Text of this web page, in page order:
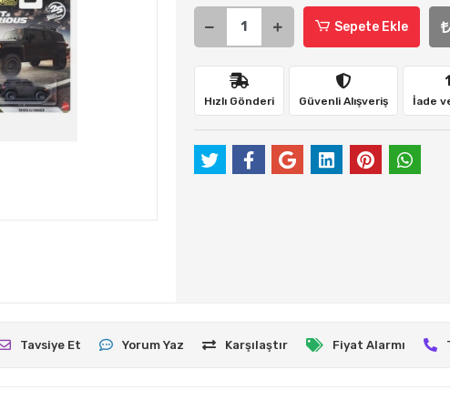
Sepete Ekle
Hızlı Gönderi Güvenli Alışveriş İade
Tavsiye Et Yorum Yaz Karşılaştır Fiyat Alarmı